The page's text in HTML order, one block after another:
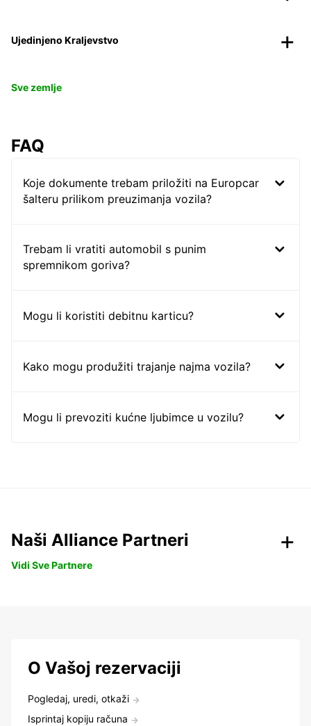
Ujedinjeno Kraljevstvo
Sve zemlje
FAQ
Koje dokumente trebam priložiti na Europcar
šalteru prilikom preuzimanja vozila?
Trebam li vratiti automobil s punim
spremnikom goriva?
Mogu li koristiti debitnu karticu?
Kako mogu produžiti trajanje najma vozila?
Mogu li prevoziti kućne ljubimce u vozilu?
Naši Alliance Partneri
Vidi Sve Partnere
O Vašoj rezervaciji
Pogledaj, uredi, otkaži
Isprintaj kopiju računa